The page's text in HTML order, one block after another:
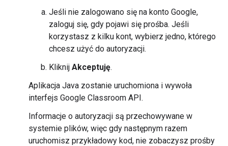
Jeśli nie zalogowano się na konto Google,
zaloguj się, gdy pojawi się prośba. Jeśli
korzystasz z kilku kont, wybierz jedno, którego
chcesz użyć do autoryzacji.
Kliknij Akceptuję.
Aplikacja Java zostanie uruchomiona i wywoła
interfejs Google Classroom API.
Informacje o autoryzacji są przechowywane w
systemie plików, więc gdy następnym razem
uruchomisz przykładowy kod, nie zobaczysz prośby